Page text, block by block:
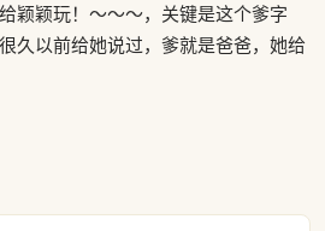
颖颖玩！～～～，关键是这个爹字
久以前给她说过，爹就是爸爸，她给